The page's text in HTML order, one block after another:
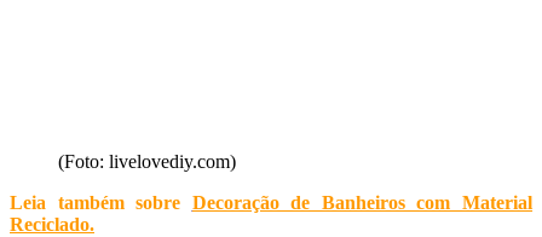
(Foto: livelovediy.com)
Leia também sobre Decoração de Banheiros com Material
Reciclado.